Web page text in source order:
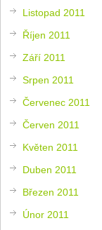
Listopad 2011
Říjen 2011
Září 2011
Srpen 2011
Červenec 2011
Červen 2011
Květen 2011
Duben 2011
Březen 2011
Únor 2011